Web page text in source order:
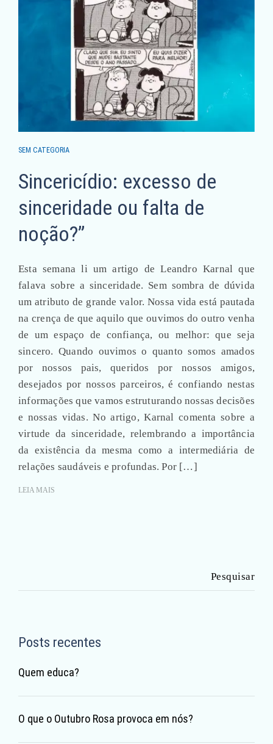
SEM CATEGORIA
Sincericídio: excesso de
sinceridade ou falta de
noção?”
Esta semana li um artigo de Leandro Karnal que
falava sobre a sinceridade. Sem sombra de dúvida
um atributo de grande valor. Nossa vida está pautada
na crença de que aquilo que ouvimos do outro venha
de um espaço de confiança, ou melhor: que seja
sincero. Quando ouvimos o quanto somos amados
por nossos pais, queridos por nossos amigos,
desejados por nossos parceiros, é confiando nestas
informações que vamos estruturando nossas decisões
e nossas vidas. No artigo, Karnal comenta sobre a
virtude da sinceridade, relembrando a importância
da existência da mesma como a intermediária de
relações saudáveis e profundas. Por […]
LEIA MAIS
Posts recentes
Quem educa?
O que o Outubro Rosa provoca em nós?